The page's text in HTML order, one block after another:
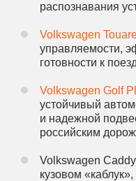
распознавания
Volkswagen
управляемости,
готовности к
Volkswagen Golf
устойчивый
и надежной
российским
Volkswagen
кузовом